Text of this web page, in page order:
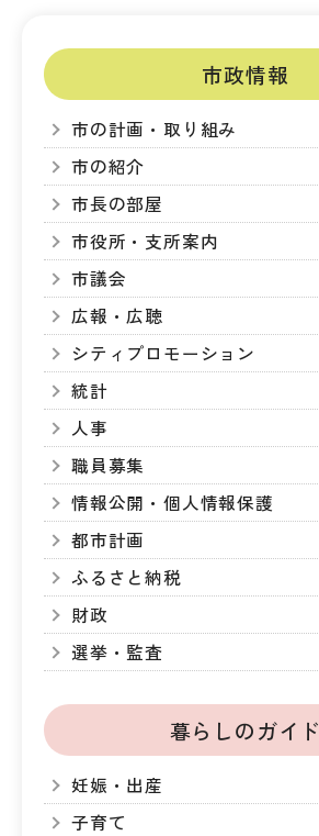
市政情報
市の計画・取り組み
市の紹介
市長の部屋
市役所・支所案内
市議会
広報・広聴
シティプロモーション
統計
人事
職員募集
情報公開・個人情報保護
都市計画
ふるさと納税
財政
選挙・監査
暮らしのガイド
妊娠・出産
子育て